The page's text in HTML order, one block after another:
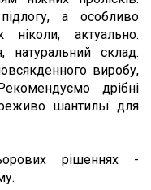
а особливо
ніколи, актуально.
натуральний склад.
виробу,
дрібні
шантильї для
рішеннях -